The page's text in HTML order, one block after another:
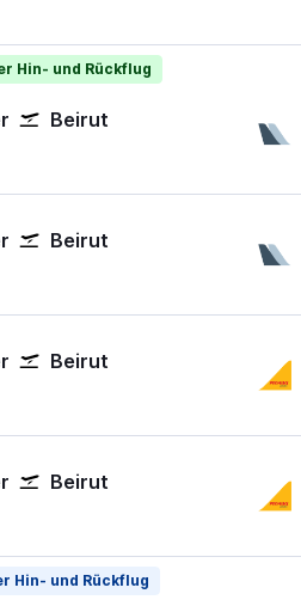
Hin- und Rückflug
Beirut
Beirut
Beirut
Beirut
Hin- und Rückflug